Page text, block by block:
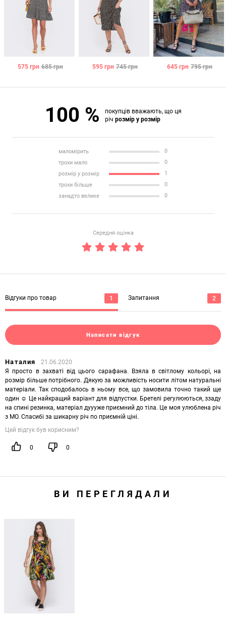
575 грн 685 грн 595 грн 745 грн 645 грн 795 грн
100 %
покупців вважають, що ця
річ розмір у розмір
маломірить
0
трохи мало
0
розмір у розмір
1
трохи більше
0
занадто велике
0
Середня оцінка
(*)
(*)
(*)
(*)
(*)
Відгуки про товар 1 Запитання 2
Написати відгук
Наталия
21.06.2020
Я просто в захваті від цього сарафана. Взяла в світлому кольорі, на
розмір більше потрібного. Дякую за можливість носити літом натуральні
матеріали. Так сподобалось в ньому все, що замовила точно такий ще
один ☺ Це найкращий варіант для відпустки. Бретелі регулюються, ззаду
на спині резинка, матеріал дуууже приємний до тіла. Це моя улюблена річ
з МО. Спасибі за шикарну річ по приємній ціні.
Цей відгук був корисним?
0 0
ВИ ПЕРЕГЛЯДАЛИ